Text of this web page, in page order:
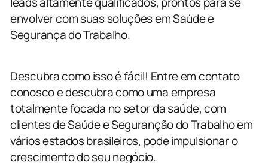
envolver com suas soluções em Saúde e
Segurança do Trabalho.
Descubra como isso é fácil! Entre em contato
conosco e descubra como uma empresa
totalmente focada no setor da saúde, com
clientes de Saúde e Seguranção do Trabalho em
vários estados brasileiros, pode impulsionar o
crescimento do seu negócio.